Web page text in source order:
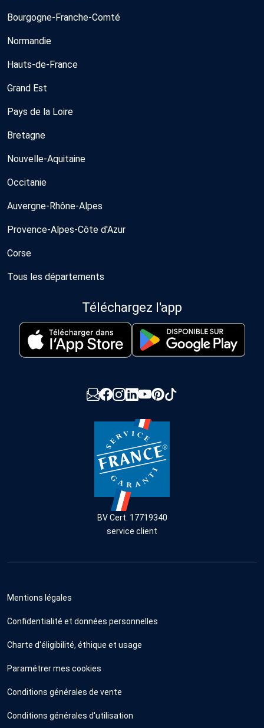
Bourgogne-Franche-Comté
Normandie
Hauts-de-France
Grand Est
Pays de la Loire
Bretagne
Nouvelle-Aquitaine
Occitanie
Auvergne-Rhône-Alpes
Provence-Alpes-Côte d'Azur
Corse
Tous les départements
Téléchargez l'app
BV Cert. 17719340
service client
Mentions légales
Confidentialité et données personnelles
Charte d'éligibilité, éthique et usage
Paramétrer mes cookies
Conditions générales de vente
Conditions générales d'utilisation